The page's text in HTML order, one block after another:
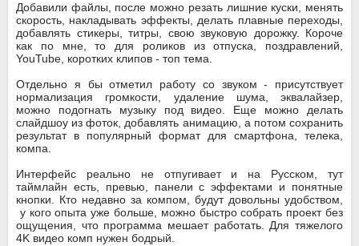
Добавили файлы, после можно резать лишние куски, менять
скорость, накладывать эффекты, делать плавные переходы,
добавлять стикеры, титры, свою звуковую дорожку. Короче
как по мне, то для роликов из отпуска, поздравлений,
YouTube, коротких клипов - топ тема.
Отдельно я бы отметил работу со звуком - присутствует
нормализация громкости, удаление шума, эквалайзер,
можно подогнать музыку под видео. Еще можно делать
слайдшоу из фоток, добавлять анимацию, а потом сохранить
результат в популярный формат для смартфона, телека,
компа.
Интерфейс реально не отпугивает и на Русском, тут
таймлайн есть, превью, панели с эффектами и понятные
кнопки. Кто недавно за компом, будут довольны удобством,
у кого опыта уже больше, можно быстро собрать проект без
ощущения, что программа мешает работать. Для тяжелого
4K видео комп нужен бодрый.